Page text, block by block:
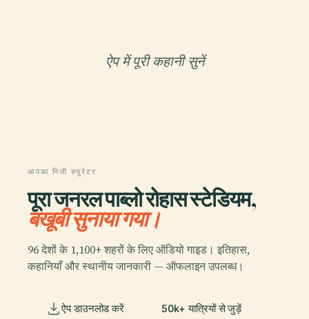
ऐप में पूरी कहानी सुनें
आपका निजी क्यूरेटर
पूरा जनरल पाब्लो रोहास स्टेडियम,
बखूबी सुनाया गया।
96 देशों के 1,100+ शहरों के लिए ऑडियो गाइड। इतिहास,
कहानियाँ और स्थानीय जानकारी — ऑफलाइन उपलब्ध।
ऐप डाउनलोड करें 50k+ यात्रियों से जुड़ें